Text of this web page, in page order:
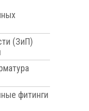
(ЗиП)
фитинги